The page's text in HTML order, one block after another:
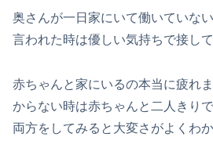
奥さんが一日家にいて働いていな
言われた時は優しい気持ちで接し
赤ちゃんと家にいるの本当に疲れ
からない時は赤ちゃんと二人きり
両方をしてみると大変さがよくわ